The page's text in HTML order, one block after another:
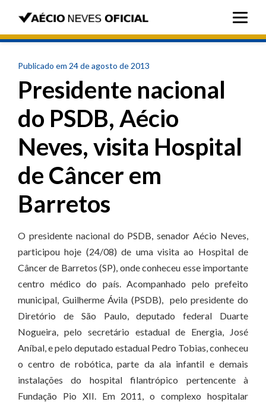
Publicado em 24 de agosto de 2013
Presidente nacional
do PSDB, Aécio
Neves, visita Hospital
de Câncer em
Barretos
O presidente nacional do PSDB, senador Aécio Neves,
participou hoje (24/08) de uma visita ao Hospital de
Câncer de Barretos (SP), onde conheceu esse importante
centro médico do país. Acompanhado pelo prefeito
municipal, Guilherme Ávila (PSDB), pelo presidente do
Diretório de São Paulo, deputado federal Duarte
Nogueira, pelo secretário estadual de Energia, José
Aníbal, e pelo deputado estadual Pedro Tobias, conheceu
o centro de robótica, parte da ala infantil e demais
instalações do hospital filantrópico pertencente à
Fundação Pio XII. Em 2011, o complexo hospitalar